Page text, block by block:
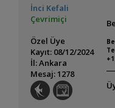
İnci Kefali
Çevrimiçi
Özel Üye
Kayıt: 08/12/2024
İl: Ankara
Mesaj: 1278